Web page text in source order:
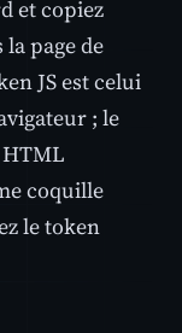
et copiez
page de
JS est celui
; le
coquille
le token